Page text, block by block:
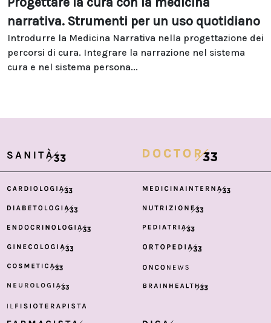
narrativa. Strumenti per un uso quotidiano
Introdurre la Medicina Narrativa nella progettazione dei
percorsi di cura. Integrare la narrazione nel sistema
cura e nel sistema persona...